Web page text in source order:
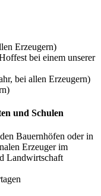
Erzeugern)
bei einem unserer
bei allen Erzeugern)
und Schulen
Bauernhöfen oder in
Erzeuger im
Landwirtschaft